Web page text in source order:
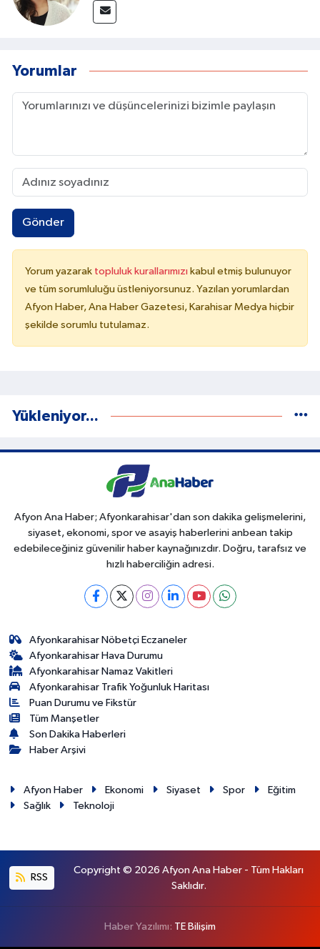
Yorumlar
Gönder
Yorum yazarak topluluk kurallarımızı kabul etmiş bulunuyor
ve tüm sorumluluğu üstleniyorsunuz. Yazılan yorumlardan
Afyon Haber, Ana Haber Gazetesi, Karahisar Medya hiçbir
şekilde sorumlu tutulamaz.
Yükleniyor...
Afyon Ana Haber; Afyonkarahisar'dan son dakika gelişmelerini,
siyaset, ekonomi, spor ve asayiş haberlerini anbean takip
edebileceğiniz güvenilir haber kaynağınızdır. Doğru, tarafsız ve
hızlı haberciliğin adresi.
Afyonkarahisar Nöbetçi Eczaneler
Afyonkarahisar Hava Durumu
Afyonkarahisar Namaz Vakitleri
Afyonkarahisar Trafik Yoğunluk Haritası
Puan Durumu ve Fikstür
Tüm Manşetler
Son Dakika Haberleri
Haber Arşivi
Afyon Haber Ekonomi Siyaset Spor
Eğitim
Sağlık
Teknoloji
RSS
Copyright © 2026 Afyon Ana Haber - Tüm Hakları
Saklıdır.
Haber Yazılımı: TE Bilişim